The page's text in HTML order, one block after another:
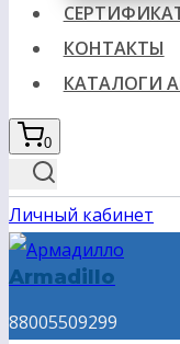
КОНТАКТЫ
КАТАЛОГИ
0
Личный кабинет
Armadillo
88005509299